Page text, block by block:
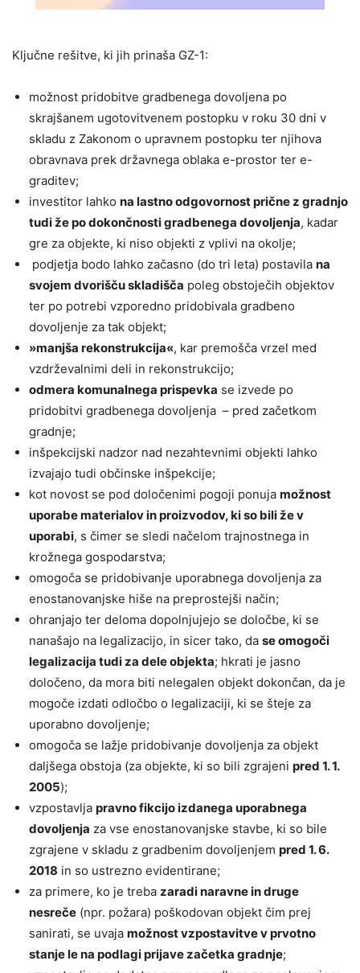
Ključne rešitve, ki jih prinaša GZ-1:
možnost pridobitve gradbenega dovoljena po
skrajšanem ugotovitvenem postopku v roku 30 dni v
skladu z Zakonom o upravnem postopku ter njihova
obravnava prek državnega oblaka e-prostor ter e-
graditev;
investitor lahko na lastno odgovornost prične z gradnjo
tudi že po dokončnosti gradbenega dovoljenja, kadar
gre za objekte, ki niso objekti z vplivi na okolje;
podjetja bodo lahko začasno (do tri leta) postavila na
svojem dvorišču skladišča poleg obstoječih objektov
ter po potrebi vzporedno pridobivala gradbeno
dovoljenje za tak objekt;
»manjša rekonstrukcija«, kar premošča vrzel med
vzdrževalnimi deli in rekonstrukcijo;
odmera komunalnega prispevka se izvede po
pridobitvi gradbenega dovoljenja – pred začetkom
gradnje;
inšpekcijski nadzor nad nezahtevnimi objekti lahko
izvajajo tudi občinske inšpekcije;
kot novost se pod določenimi pogoji ponuja možnost
uporabe materialov in proizvodov, ki so bili že v
uporabi, s čimer se sledi načelom trajnostnega in
krožnega gospodarstva;
omogoča se pridobivanje uporabnega dovoljenja za
enostanovanjske hiše na preprostejši način;
ohranjajo ter deloma dopolnjujejo se določbe, ki se
nanašajo na legalizacijo, in sicer tako, da se omogoči
legalizacija tudi za dele objekta; hkrati je jasno
določeno, da mora biti nelegalen objekt dokončan, da je
mogoče izdati odločbo o legalizaciji, ki se šteje za
uporabno dovoljenje;
omogoča se lažje pridobivanje dovoljenja za objekt
daljšega obstoja (za objekte, ki so bili zgrajeni pred 1. 1.
2005);
vzpostavlja pravno fikcijo izdanega uporabnega
dovoljenja za vse enostanovanjske stavbe, ki so bile
zgrajene v skladu z gradbenim dovoljenjem pred 1. 6.
2018 in so ustrezno evidentirane;
za primere, ko je treba zaradi naravne in druge
nesreče (npr. požara) poškodovan objekt čim prej
sanirati, se uvaja možnost vzpostavitve v prvotno
stanje le na podlagi prijave začetka gradnje;